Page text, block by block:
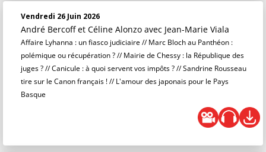
Vendredi 26 Juin 2026
André Bercoff et Céline Alonzo avec Jean-Marie Viala
Affaire Lyhanna : un fiasco judiciaire // Marc Bloch au Panthéon :
polémique ou récupération ? // Mairie de Chessy : la République des
juges ? // Canicule : à quoi servent vos impôts ? // Sandrine Rousseau
tire sur le Canon français ! // L'amour des japonais pour le Pays
Basque